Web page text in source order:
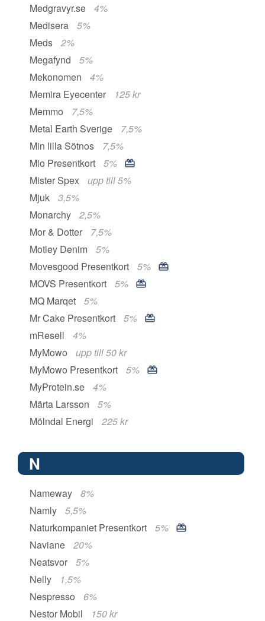
Medgravyr.se
4%
Medisera
5%
Meds
2%
Megafynd
5%
Mekonomen
4%
Memira Eyecenter
125 kr
Memmo
7,5%
Metal Earth Sverige
7,5%
Min lilla Sötnos
7,5%
Mio Presentkort
5%
Mister Spex
upp till 5%
Mjuk
3,5%
Monarchy
2,5%
Mor & Dotter
7,5%
Motley Denim
5%
Movesgood Presentkort
5%
MOVS Presentkort
5%
MQ Marqet
5%
Mr Cake Presentkort
5%
mResell
4%
MyMowo
upp till 50 kr
MyMowo Presentkort
5%
MyProtein.se
4%
Märta Larsson
5%
Mölndal Energi
225 kr
N
Nameway
8%
Namly
5,5%
Naturkompaniet Presentkort
5%
Naviane
20%
Neatsvor
5%
Nelly
1,5%
Nespresso
6%
Nestor Mobil
150 kr